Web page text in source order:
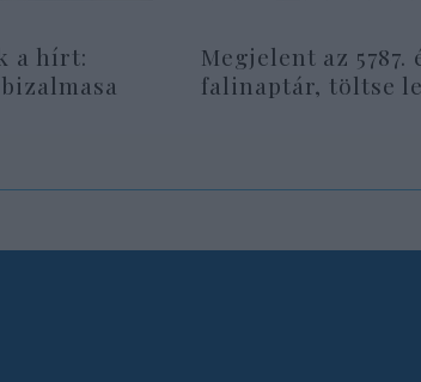
a hírt:
Megjelent az 5787.
falinaptár, töltse